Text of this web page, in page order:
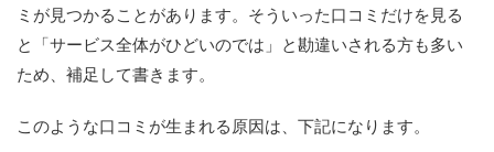
ミが見つかることがあります。そういった口コミだけを見る
と「サービス全体がひどいのでは」と勘違いされる方も多い
ため、補足して書きます。
このような口コミが生まれる原因は、下記になります。